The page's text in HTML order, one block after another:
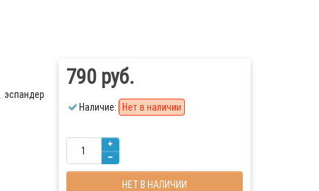
эспандер
790 руб.
Наличие: Нет в наличии
НЕТ В НАЛИЧИИ